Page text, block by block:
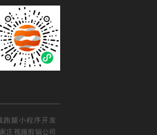
跑腿小程序开发
庄视频剪辑公司